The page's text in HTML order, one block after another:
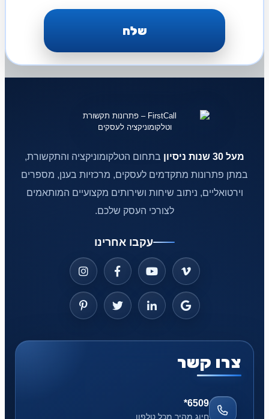
מעל 30 שנות ניסיון
בתחום הטלקומוניקציה והתקשורת,
במתן פתרונות מתקדמים לעסקים, מרכזיות בענן, מספרים
וירטואליים, ניתוב שיחות ושירותים מקצועיים המותאמים
לצורכי העסק שלכם.
עקבו אחרינו
צרו קשר
*6509
חיוג מהיר מכל טלפון